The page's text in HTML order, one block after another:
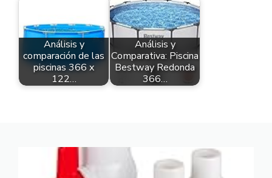
Análisis y
comparación de las
piscinas 366 x
122…
Análisis y
Comparativa: Piscina
Bestway Redonda
366…